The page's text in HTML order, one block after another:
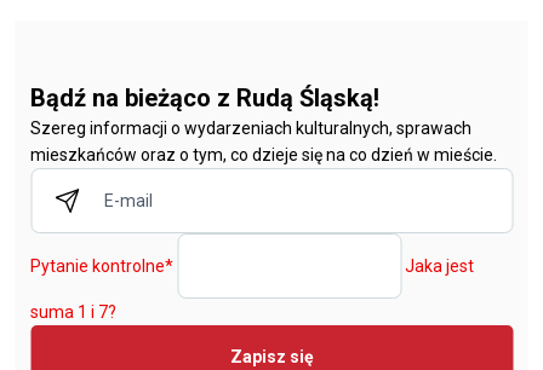
Bądź na bieżąco z Rudą Śląską!
Szereg informacji o wydarzeniach kulturalnych, sprawach
mieszkańców oraz o tym, co dzieje się na co dzień w mieście.
Pytanie kontrolne* Jaka jest
suma 1 i 7?
Zapisz się